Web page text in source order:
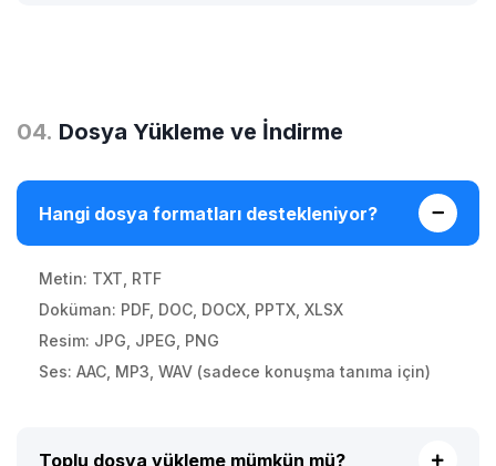
04. Dosya Yükleme ve İndirme
Hangi dosya formatları destekleniyor?
Metin: TXT, RTF
Doküman: PDF, DOC, DOCX, PPTX, XLSX
Resim: JPG, JPEG, PNG
Ses: AAC, MP3, WAV (sadece konuşma tanıma için)
Toplu dosya yükleme mümkün mü?